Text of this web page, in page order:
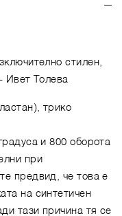
стилен,
- Ивет Толева
трико
и 800 оборота
при
предвид, че това е
на синтетичен
тази причина тя се